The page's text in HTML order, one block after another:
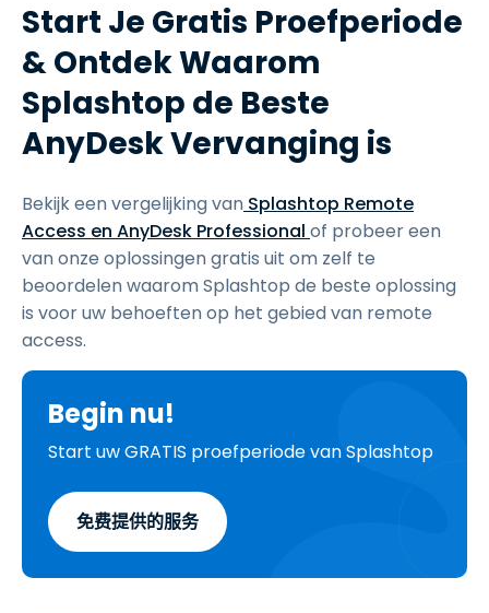
Start Je Gratis Proefperiode
& Ontdek Waarom
Splashtop de Beste
AnyDesk Vervanging is
Bekijk een vergelijking van Splashtop Remote
Access en AnyDesk Professional of probeer een
van onze oplossingen gratis uit om zelf te
beoordelen waarom Splashtop de beste oplossing
is voor uw behoeften op het gebied van remote
access.
Begin nu!
Start uw GRATIS proefperiode van Splashtop
免费提供的服务